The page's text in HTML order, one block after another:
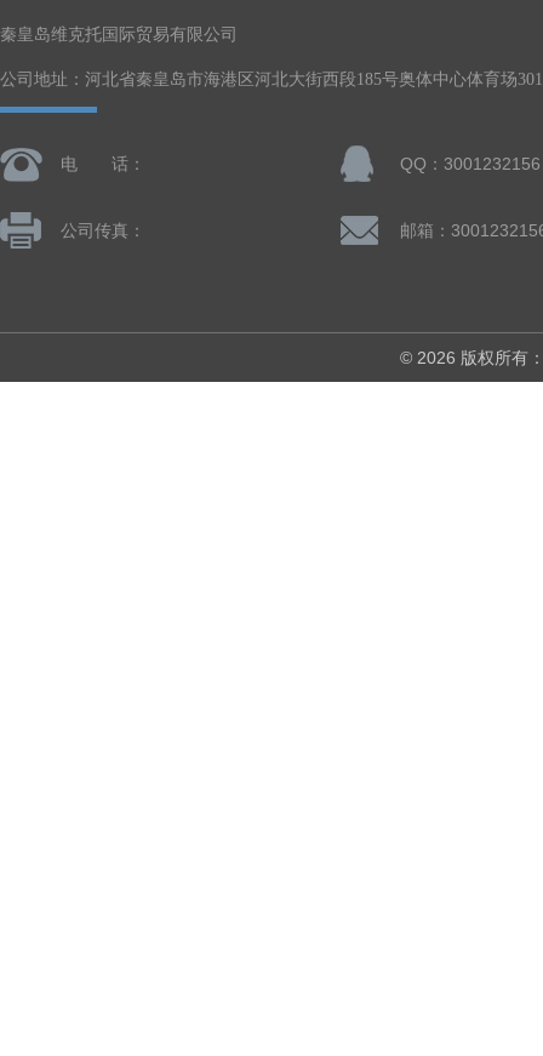
秦皇岛维克托国际贸易有限公司
公司地址：河北省秦皇岛市海港区河北大街西段185号奥体中心体育场
电 话： QQ：3001232156
公司传真： 邮箱：
© 2026 版权所有